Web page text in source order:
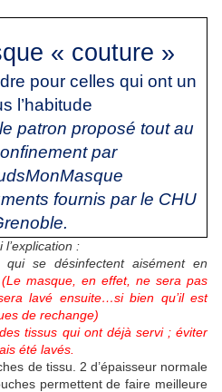
« couture »
pour celles qui ont un
l’habitude
patron proposé tout au
par
fournis par le CHU
l’explication :
se désinfectent aisément en
(Le masque, en effet, ne sera pas
lavé ensuite…si bien qu’il est
de rechange)
tissus qui ont déjà servi ; éviter
été lavés.
de tissu. 2 d’épaisseur normale
permettent de faire meilleure